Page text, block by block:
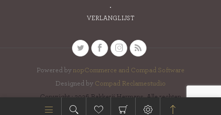
VERLANGLIJST
Powered by nopCommerce and Compad Software
Designed by Compad Reclamestudio
Copyright ; 2026 Bakkerij Hermans. Alle rechten
voorbehouden.